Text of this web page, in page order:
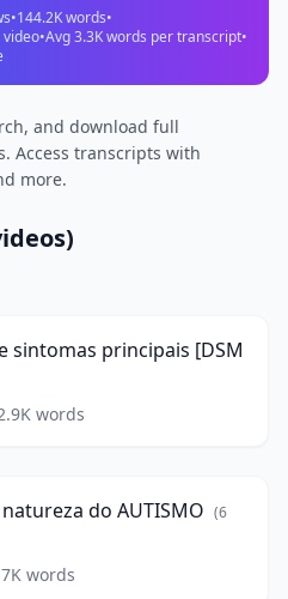
•144.2Kwords•
video•Avg3.3Kwords per transcript•
and download full
Access transcripts with
more.
sintomas principais [DSM
words
do AUTISMO (6
words